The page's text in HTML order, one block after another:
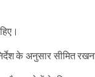
के अनुसार सीमित